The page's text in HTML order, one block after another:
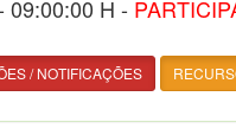
09:00:00 H -
/ NOTIFICAÇÕES